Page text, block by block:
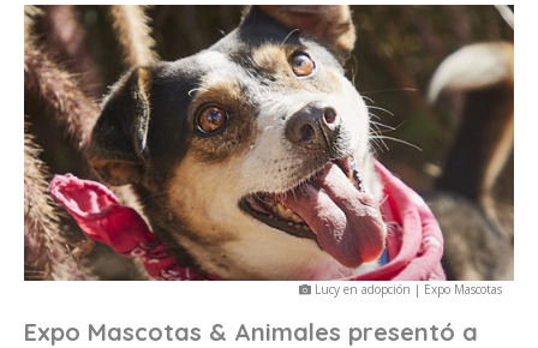
Lucy en adopción | Expo Mascotas
Expo Mascotas & Animales presentó a